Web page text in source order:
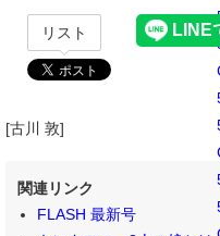
リスト
[古川 敦]
関連リンク
FLASH 最新号